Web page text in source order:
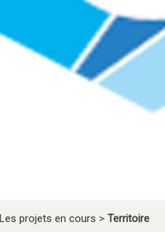
Les projets en cours >Territoire